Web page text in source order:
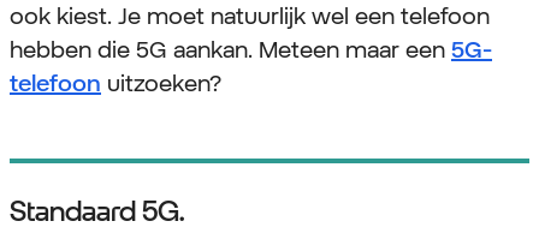
ook kiest. Je moet natuurlijk wel een telefoon
hebben die 5G aankan. Meteen maar een 5G-
telefoon uitzoeken?
Standaard 5G.